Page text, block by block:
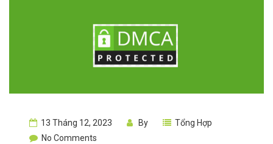
13 Tháng 12, 2023 By
Tổng Hợp
No Comments